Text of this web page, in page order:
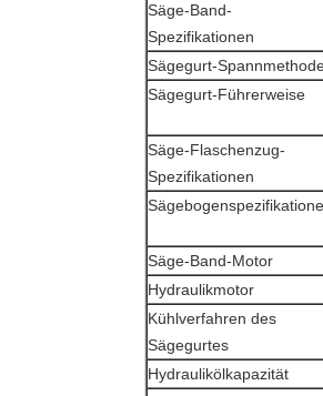
Säge-Band-
Spezifikationen
Sägegurt-
Sägegurt-Führerweise
Säge-Flaschenzug-
Spezifikationen
Säge-Band-Motor
Hydraulikmotor
Kühlverfahren des
Sägegurtes
Hydraulikölkapazität